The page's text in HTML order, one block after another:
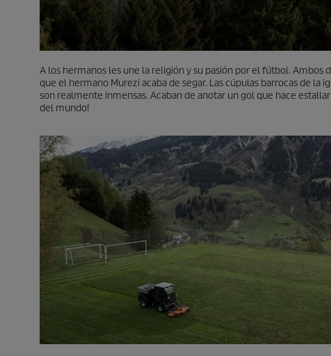
A los hermanos les une la religión y su pasión por el fútbol.
que el hermano Murezi acaba de segar. Las cúpulas barrocas de
son realmente inmensas. Acaban de anotar un gol que hace
del mundo!